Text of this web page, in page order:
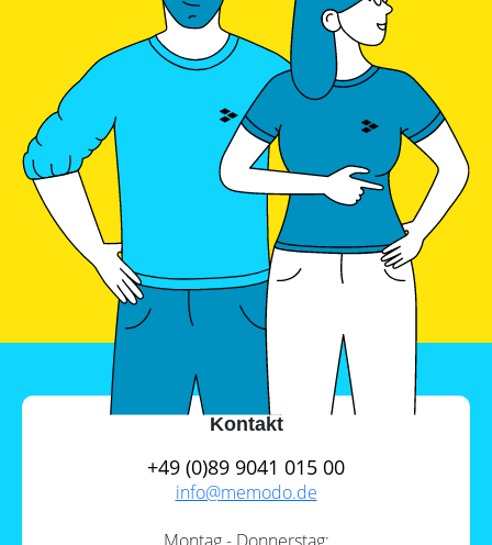
Kontakt
+49 (0)89 9041 015 00
info@memodo.de